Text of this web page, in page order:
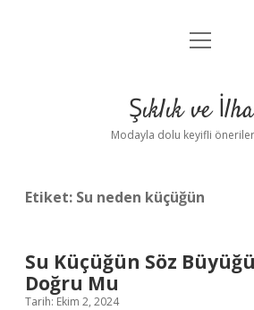
Anasayfa
Yasal Uyarı
menüyü
Şıklık ve
Modayla dolu keyifli
Etiket: Su neden küçüğün
Su Küçüğün Söz
Doğru Mu
Tarih: Ekim 2, 2024